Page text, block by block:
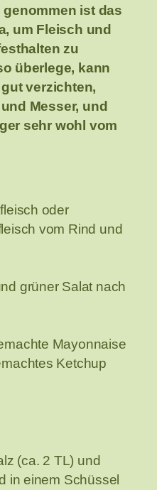
genommen ist das
um Fleisch und
zu
überlege, kann
verzichten,
Messer, und
sehr wohl vom
oder
vom Rind und
grüner Salat nach
Mayonnaise
Ketchup
(ca. 2 TL) und
in einem Schüssel